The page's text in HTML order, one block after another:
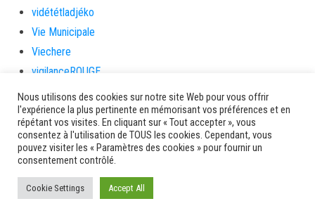
vidététladjéko
Vie Municipale
Viechere
vigilanceROUGE
Village artisanal
Village artisanal et commercial
ville de la trinité
villedelesansesdarlet
voitures en papier
Nous utilisons des cookies sur notre site Web pour vous offrir
l'expérience la plus pertinente en mémorisant vos préférences et en
répétant vos visites. En cliquant sur « Tout accepter », vous
consentez à l'utilisation de TOUS les cookies. Cependant, vous
pouvez visiter les « Paramètres des cookies » pour fournir un
consentement contrôlé.
Cookie Settings Accept All